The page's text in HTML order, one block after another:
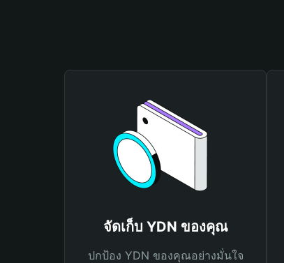
จัดเก็บ YDN ของคุณ
ปกป้อง YDN ของคุณอย่างมั่นใจ